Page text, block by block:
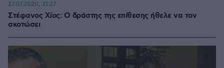
Στέφανος Χίος: Ο δράστης της επίθεσης ήθελε να τον
σκοτώσει
27.07.2020, 21:27